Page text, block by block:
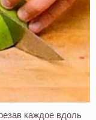
каждое вдоль